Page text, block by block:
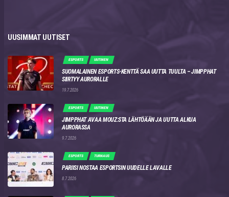
UUSIMMAT UUTISET
ESPORTS UUTINEN
SUOMALAINEN ESPORTS-KENTTÄ SAA UUTTA TUULTA – JIMPPHAT
SIIRTYY AURORALLE
19.7.2026
ESPORTS UUTINEN
JIMPPHAT AVAA MOUZ:STA LÄHTÖÄÄN JA UUTTA ALKUA
AURORASSA
9.7.2026
ESPORTS TURNAUS
PARIISI NOSTAA ESPORTSIN UUDELLE LAVALLE
8.7.2026